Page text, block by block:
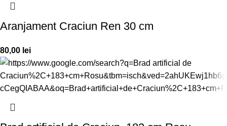
Aranjament Craciun Ren 30 cm
80,00 lei